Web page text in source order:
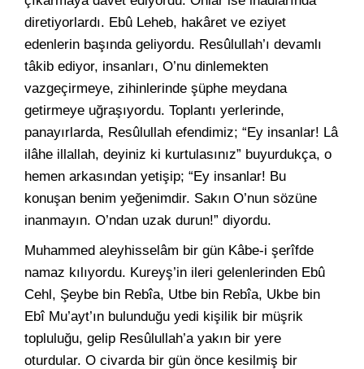
diretiyorlardı. Ebû Leheb, hakâret ve eziyet
edenlerin başında geliyordu. Resûlullah’ı devamlı
tâkib ediyor, insanları, O’nu dinlemekten
vazgeçirmeye, zihinlerinde şüphe meydana
getirmeye uğraşıyordu. Toplantı yerlerinde,
panayırlarda, Resûlullah efendimiz; “Ey insanlar! Lâ
ilâhe illallah, deyiniz ki kurtulasınız” buyurdukça, o
hemen arkasından yetişip; “Ey insanlar! Bu
konuşan benim yeğenimdir. Sakın O’nun sözüne
inanmayın. O’ndan uzak durun!” diyordu.
Muhammed aleyhisselâm bir gün Kâbe-i şerîfde
namaz kılıyordu. Kureyş’in ileri gelenlerinden Ebû
Cehl, Şeybe bin Rebîa, Utbe bin Rebîa, Ukbe bin
Ebî Mu’ayt’ın bulunduğu yedi kişilik bir müşrik
topluluğu, gelip Resûlullah’a yakın bir yere
oturdular. O civarda bir gün önce kesilmiş bir